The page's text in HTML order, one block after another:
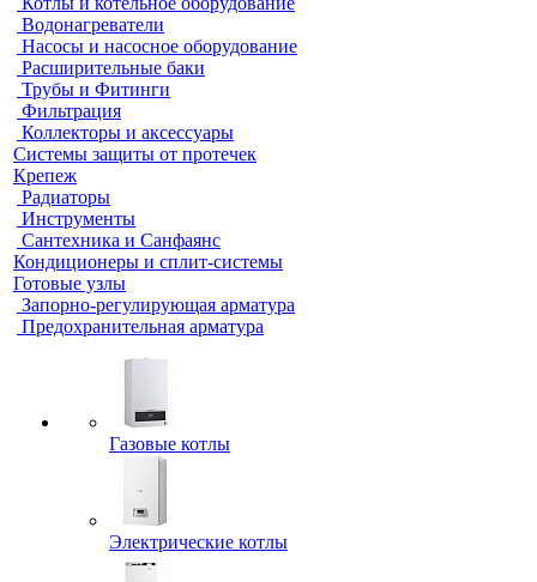
Водонагреватели
Насосы и насосное оборудование
Расширительные баки
Трубы и Фитинги
Фильтрация
Коллекторы и аксессуары
Системы защиты от протечек
Крепеж
Радиаторы
Инструменты
Сантехника и Санфаянс
Кондиционеры и сплит-системы
Готовые узлы
Запорно-регулирующая арматура
Предохранительная арматура
Газовые котлы
Электрические котлы